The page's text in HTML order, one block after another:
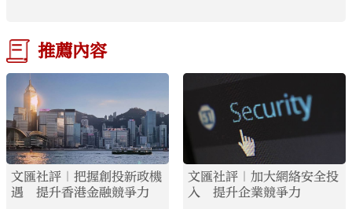
推薦內容
文匯社評｜把握創投新政機
遇 提升香港金融競爭力
文匯社評｜加大網絡安全投
入 提升企業競爭力